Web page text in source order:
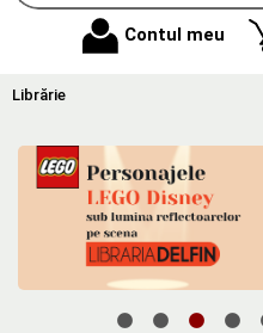
Contul meu
Librărie